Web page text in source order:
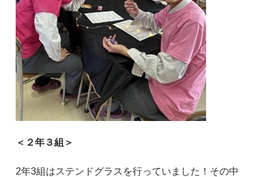
＜２年３組＞
2年3組はステンドグラスを行っていました！その中